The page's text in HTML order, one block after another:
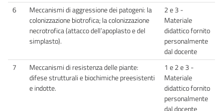
6
Meccanismi di aggressione dei patogeni: la
colonizzazione biotrofica; la colonizzazione
necrotrofica (attacco dell’apoplasto e del
simplasto).
2 e 3 -
Materiale
didattico fornito
personalmente
dal docente
7
Meccanismi di resistenza delle piante:
difese strutturali e biochimiche preesistenti
e indotte.
1 e 2 e 3 -
Materiale
didattico fornito
personalmente